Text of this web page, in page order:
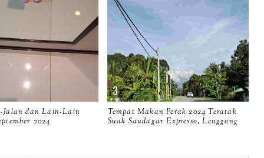
Jalan dan Lain-Lain
2024
Tempat Makan Perak 2024 Teratak
Suak Saudagar Expresso, Lenggong